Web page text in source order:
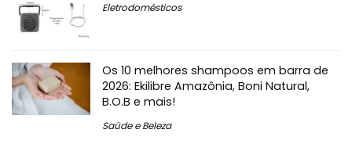
Eletrodomésticos
Os 10 melhores shampoos em barra de
2026: Ekilibre Amazônia, Boni Natural,
B.O.B e mais!
Saúde e Beleza